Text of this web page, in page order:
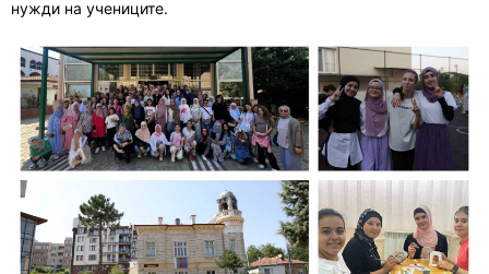
нужди на учениците.